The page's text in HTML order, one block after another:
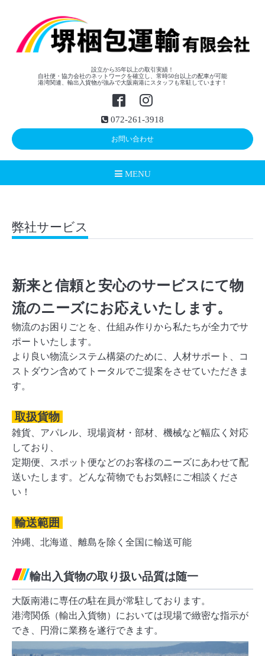
設立から35年以上の取引実績！
自社便・協力会社のネットワークを確立し、常時50台以上の配車が可能
港湾関連、輸出入貨物が強みで大阪南港にスタッフも常駐しています！
072-261-3918
お問い合わせ
MENU
弊社サービス
新来と信頼と安心のサービスにて物
流のニーズにお応えいたします。
物流のお困りごとを、仕組み作りから私たちが全力でサ
ポートいたします。
より良い物流システム構築のために、人材サポート、コ
ストダウン含めてトータルでご提案をさせていただきま
す。
取扱貨物
雑貨、アパレル、現場資材・部材、機械など幅広く対応
しており、
定期便、スポット便などのお客様のニーズにあわせて配
送いたします。どんな荷物でもお気軽にご相談くださ
い！
輸送範囲
沖縄、北海道、離島を除く全国に輸送可能
輸出入貨物の取り扱い品質は随一
大阪南港に専任の駐在員が常駐しております。
港湾関係（輸出入貨物）においては現場で緻密な指示が
でき、円滑に業務を遂行できます。